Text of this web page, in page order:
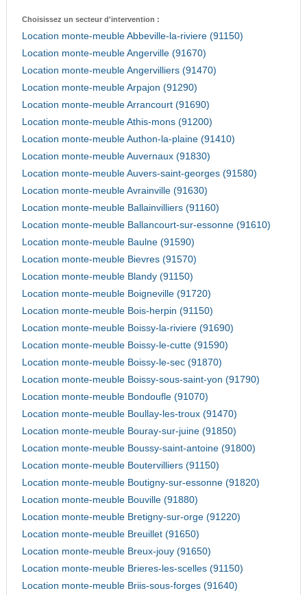
Choisissez un secteur d'intervention :
Location monte-meuble Abbeville-la-riviere (91150)
Location monte-meuble Angerville (91670)
Location monte-meuble Angervilliers (91470)
Location monte-meuble Arpajon (91290)
Location monte-meuble Arrancourt (91690)
Location monte-meuble Athis-mons (91200)
Location monte-meuble Authon-la-plaine (91410)
Location monte-meuble Auvernaux (91830)
Location monte-meuble Auvers-saint-georges (91580)
Location monte-meuble Avrainville (91630)
Location monte-meuble Ballainvilliers (91160)
Location monte-meuble Ballancourt-sur-essonne (91610)
Location monte-meuble Baulne (91590)
Location monte-meuble Bievres (91570)
Location monte-meuble Blandy (91150)
Location monte-meuble Boigneville (91720)
Location monte-meuble Bois-herpin (91150)
Location monte-meuble Boissy-la-riviere (91690)
Location monte-meuble Boissy-le-cutte (91590)
Location monte-meuble Boissy-le-sec (91870)
Location monte-meuble Boissy-sous-saint-yon (91790)
Location monte-meuble Bondoufle (91070)
Location monte-meuble Boullay-les-troux (91470)
Location monte-meuble Bouray-sur-juine (91850)
Location monte-meuble Boussy-saint-antoine (91800)
Location monte-meuble Boutervilliers (91150)
Location monte-meuble Boutigny-sur-essonne (91820)
Location monte-meuble Bouville (91880)
Location monte-meuble Bretigny-sur-orge (91220)
Location monte-meuble Breuillet (91650)
Location monte-meuble Breux-jouy (91650)
Location monte-meuble Brieres-les-scelles (91150)
Location monte-meuble Briis-sous-forges (91640)